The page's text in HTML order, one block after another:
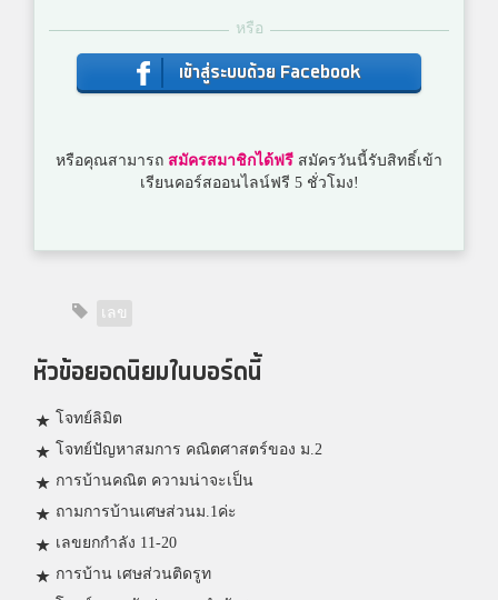
หรือ
เข้าสู่ระบบด้วย Facebook
หรือคุณสามารถ สมัครสมาชิกได้ฟรี สมัครวันนี้รับสิทธิ์เข้า
เรียนคอร์สออนไลน์ฟรี 5 ชั่วโมง!
เลข
หัวข้อยอดนิยมในบอร์ดนี้
โจทย์ลิมิต
โจทย์ปัญหาสมการ คณิตศาสตร์ของ ม.2
การบ้านคณิต ความน่าจะเป็น
ถามการบ้านเศษส่วนม.1ค่ะ
เลขยกกำลัง 11-20
การบ้าน เศษส่วนติดรูท